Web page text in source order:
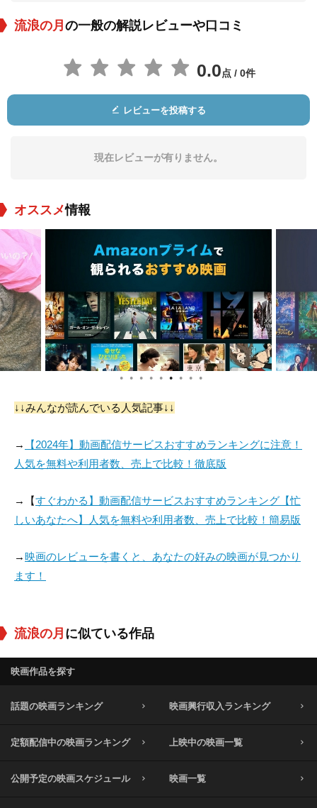
流浪の月 の一般の解説レビューや口コミ
0.0点 / 0件
レビューを投稿する
現在レビューが有りません。
オススメ情報
● ● ● ● ● ● ● ● ●
↓↓みんなが読んでいる人気記事↓↓
→
【2024年】動画配信サービスおすすめランキングに注意！
人気を無料や利用者数、売上で比較！徹底版
→【すぐわかる】動画配信サービスおすすめランキング【忙
しいあなたへ】人気を無料や利用者数、売上で比較！簡易版
→映画のレビューを書くと、あなたの好みの映画が見つかり
ます！
流浪の月 に似ている作品
映画作品を探す
話題の映画ランキング 映画興行収入ランキング
定額配信中の映画ランキング 上映中の映画一覧
公開予定の映画スケジュール 映画一覧